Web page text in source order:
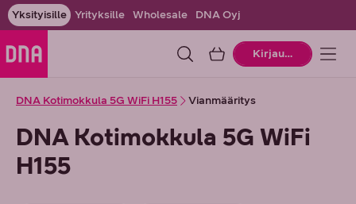
Yksityisille Yrityksille Wholesale DNA Oyj
OstoskoriKirjaudu
DNA Kotimokkula 5G WiFi H155 Vianmääritys
DNA Kotimokkula 5G WiFi
H155